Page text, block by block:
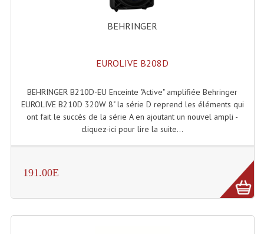
Câble Rallonge DMX512 MIDI
Câble Multi-Paires Audio
Câbles Enceintes
Connectiques, Prises Etc...
Haut-Parleurs Origine Sav
BEHRINGER
EUROLIVE B208D
BEHRINGER B210D-EU Enceinte "Active" amplifiée Behringer
EUROLIVE B210D 320W 8" la série D reprend les éléments qui
ont fait le succès de la série A en ajoutant un nouvel ampli -
cliquez-ici pour lire la suite...
191.00E